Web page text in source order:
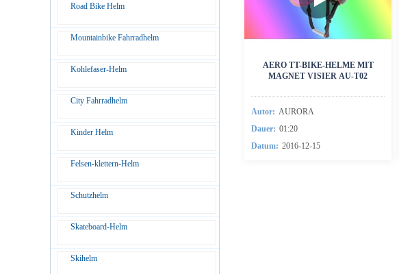
Road Bike Helm
Mountainbike Fahrradhelm
Kohlefaser-Helm
City Fahrradhelm
Kinder Helm
Felsen-klettern-Helm
Schutzhelm
Skateboard-Helm
Skihelm
AERO TT-BIKE-HELME MIT
MAGNET VISIER AU-T02
Autor: AURORA
Dauer: 01:20
Datum: 2016-12-15